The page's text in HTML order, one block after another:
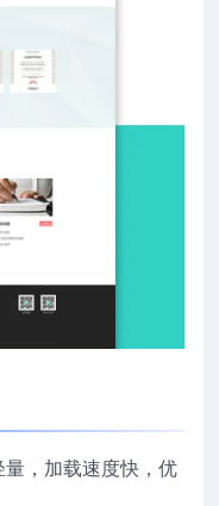
量，加载速度快，优